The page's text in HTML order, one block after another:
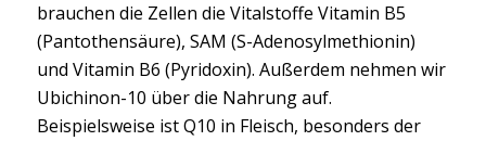
brauchen die Zellen die Vitalstoffe Vitamin B5
(Pantothensäure), SAM (S-Adenosylmethionin)
und Vitamin B6 (Pyridoxin). Außerdem nehmen wir
Ubichinon-10 über die Nahrung auf.
Beispielsweise ist Q10 in Fleisch, besonders der